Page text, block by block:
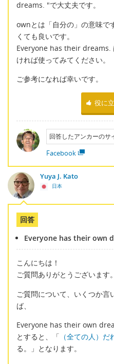
dreams. "で大丈夫です。
ownとは「自分の」の意味で
くても良いです。
Everyone has their dreams.
ければ使ってみてください。
ご参考になれば幸いです。
役に
回答したアンカーのサ
Facebook
Yuya J. Kato
日本
回答
Everyone has their own
こんにちは！
ご質問ありがとうございます。
ご質問について、いくつか言
ば、
Everyone has their own
とすると、「 （全ての人）だ
る。」となります。